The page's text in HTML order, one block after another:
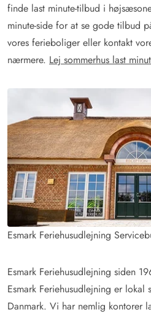
finde last minute-tilbud i
minute-side for at se gode tilbud
vores ferieboliger eller kontakt
nærmere. Lej sommerhus last
Esmark Feriehusudlejning
Esmark Feriehusudlejning siden
Esmark Feriehusudlejning er lokal
Danmark. Vi har nemlig kontorer